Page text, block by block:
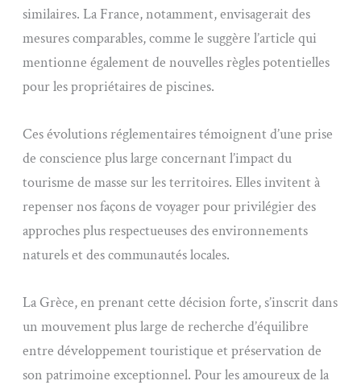
similaires. La France, notamment, envisagerait des
mesures comparables, comme le suggère l’article qui
mentionne également de nouvelles règles potentielles
pour les propriétaires de piscines.
Ces évolutions réglementaires témoignent d’une prise
de conscience plus large concernant l’impact du
tourisme de masse sur les territoires. Elles invitent à
repenser nos façons de voyager pour privilégier des
approches plus respectueuses des environnements
naturels et des communautés locales.
La Grèce, en prenant cette décision forte, s’inscrit dans
un mouvement plus large de recherche d’équilibre
entre développement touristique et préservation de
son patrimoine exceptionnel. Pour les amoureux de la